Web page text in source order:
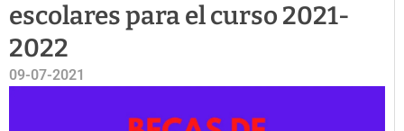
escolares para el curso 2021-
2022
09-07-2021